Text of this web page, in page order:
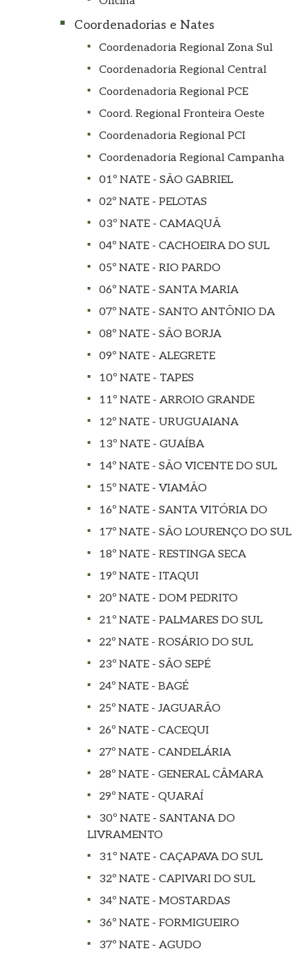
Coordenadorias e Nates
Coordenadoria Regional Zona Sul
Coordenadoria Regional Central
Coordenadoria Regional PCE
Coord. Regional Fronteira Oeste
Coordenadoria Regional PCI
Coordenadoria Regional Campanha
01º NATE - SÃO GABRIEL
02º NATE - PELOTAS
03º NATE - CAMAQUÃ
04º NATE - CACHOEIRA DO SUL
05º NATE - RIO PARDO
06º NATE - SANTA MARIA
07º NATE - SANTO ANTÔNIO DA
08º NATE - SÃO BORJA
09º NATE - ALEGRETE
10º NATE - TAPES
11º NATE - ARROIO GRANDE
12º NATE - URUGUAIANA
13º NATE - GUAÍBA
14º NATE - SÃO VICENTE DO SUL
15º NATE - VIAMÃO
16º NATE - SANTA VITÓRIA DO
17º NATE - SÃO LOURENÇO DO SUL
18º NATE - RESTINGA SECA
19º NATE - ITAQUI
20º NATE - DOM PEDRITO
21º NATE - PALMARES DO SUL
22º NATE - ROSÁRIO DO SUL
23º NATE - SÃO SEPÉ
24º NATE - BAGÉ
25º NATE - JAGUARÃO
26º NATE - CACEQUI
27º NATE - CANDELÁRIA
28º NATE - GENERAL CÂMARA
29º NATE - QUARAÍ
30º NATE - SANTANA DO
LIVRAMENTO
31º NATE - CAÇAPAVA DO SUL
32º NATE - CAPIVARI DO SUL
34º NATE - MOSTARDAS
36º NATE - FORMIGUEIRO
37º NATE - AGUDO